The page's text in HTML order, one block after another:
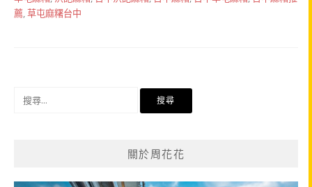
薦,草屯麻糬台中
關於周花花